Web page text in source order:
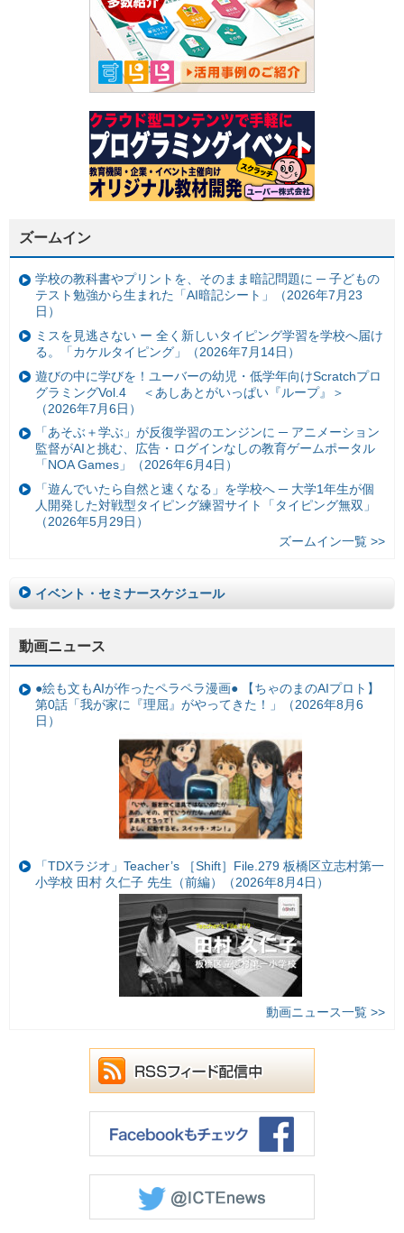
ズームイン
学校の教科書やプリントを、そのまま暗記問題に ─ 子どもの
テスト勉強から生まれた「AI暗記シート」（2026年7月23
日）
ミスを見逃さない ー 全く新しいタイピング学習を学校へ届け
る。「カケルタイピング」（2026年7月14日）
遊びの中に学びを！ユーバーの幼児・低学年向けScratchプロ
グラミングVol.4 ＜あしあとがいっぱい『ループ』＞
（2026年7月6日）
「あそぶ＋学ぶ」が反復学習のエンジンに ─ アニメーション
監督がAIと挑む、広告・ログインなしの教育ゲームポータル
「NOA Games」（2026年6月4日）
「遊んでいたら自然と速くなる」を学校へ ─ 大学1年生が個
人開発した対戦型タイピング練習サイト「タイピング無双」
（2026年5月29日）
ズームイン一覧 >>
イベント・セミナースケジュール
動画ニュース
●絵も文もAIが作ったペラペラ漫画● 【ちゃのまのAIプロト】
第0話「我が家に『理屈』がやってきた！」（2026年8月6
日）
「TDXラジオ」Teacher’s ［Shift］File.279 板橋区立志村第一
小学校 田村 久仁子 先生（前編）（2026年8月4日）
動画ニュース一覧 >>